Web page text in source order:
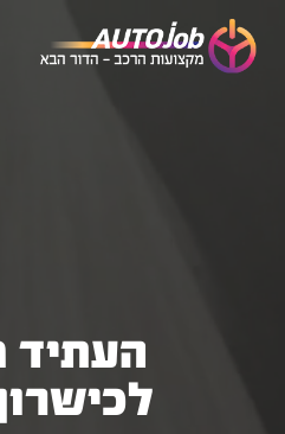
העתיד